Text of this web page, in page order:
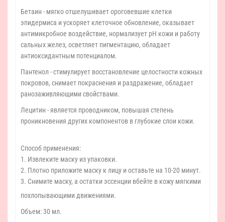
Бетаин - мягко отшелушивает ороговевшие клетки
эпидермиса и ускоряет клеточное обновление, оказывает
антимикробное воздействие, нормализует pH кожи и работу
сальных желез, осветляет пигментацию, обладает
антиоксидантным потенциалом.
Пантенол - стимулирует восстановление целостности кожных
покровов, снимает покраснения и раздражение, обладает
ранозаживляющими свойствами.
Лецитин - является проводником, повышая степень
проникновения других компонентов в глубокие слои кожи.
Способ применения:
1. Извлеките маску из упаковки.
2. Плотно приложите маску к лицу и оставьте на 10-20 минут.
3. Снимите маску, а остатки эссенции вбейте в кожу мягкими
похлопывающими движениями.
Объем: 30 мл.